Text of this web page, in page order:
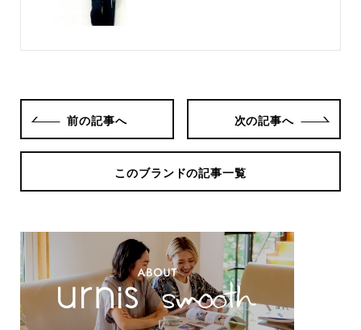
前の記事へ 次の記事へ
このブランドの記事一覧